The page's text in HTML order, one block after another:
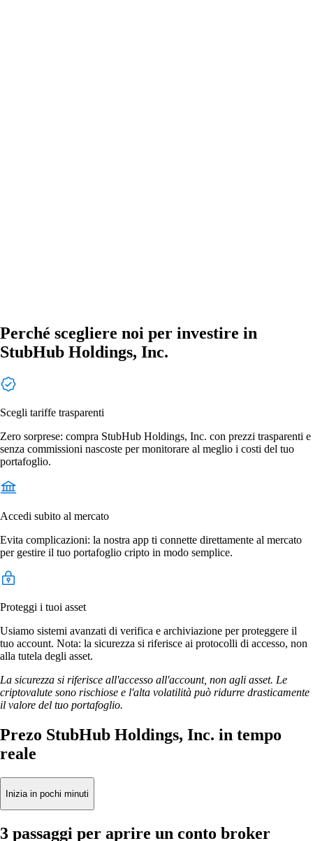
Perché scegliere noi per investire in
StubHub Holdings, Inc.
Scegli tariffe trasparenti
Zero sorprese: compra StubHub Holdings, Inc. con prezzi trasparenti e
senza commissioni nascoste per monitorare al meglio i costi del tuo
portafoglio.
Accedi subito al mercato
Evita complicazioni: la nostra app ti connette direttamente al mercato
per gestire il tuo portafoglio cripto in modo semplice.
Proteggi i tuoi asset
Usiamo sistemi avanzati di verifica e archiviazione per proteggere il
tuo account. Nota: la sicurezza si riferisce ai protocolli di accesso, non
alla tutela degli asset.
La sicurezza si riferisce all'accesso all'account, non agli asset. Le
criptovalute sono rischiose e l'alta volatilità può ridurre drasticamente
il valore del tuo portafoglio.
Prezo StubHub Holdings, Inc. in tempo
reale
Inizia in pochi minuti
3 passaggi per aprire un conto broker